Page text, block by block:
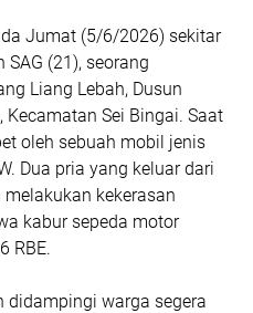
Jumat (5/6/2026) sekitar
(21), seorang
Liang Lebah, Dusun
Kecamatan Sei Bingai. Saat
oleh sebuah mobil jenis
Dua pria yang keluar dari
kekerasan
kabur sepeda motor
RBE.
didampingi warga segera